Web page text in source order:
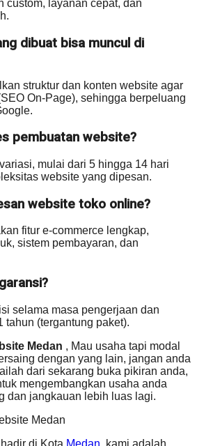
custom, layanan cepat, dan
dibuat bisa muncul di
struktur dan konten website agar
On-Page), sehingga berpeluang
pembuatan website?
mulai dari 5 hingga 14 hari
website yang dipesan.
website toko online?
fitur e-commerce lengkap,
sistem pembayaran, dan
selama masa pengerjaan dan
tahun (tergantung paket).
Medan , Mau usaha tapi modal
dengan yang lain, jangan anda
dari sekarang buka pikiran anda,
mengembangkan usaha anda
dan jangkauan lebih luas lagi.
hadir di Kota Medan , kami adalah